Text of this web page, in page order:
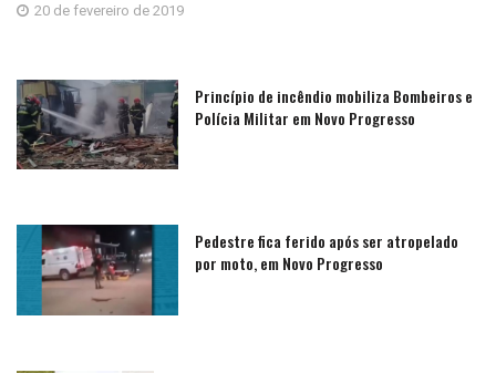
20 de fevereiro de 2019
Princípio de incêndio mobiliza Bombeiros e
Polícia Militar em Novo Progresso
Pedestre fica ferido após ser atropelado
por moto, em Novo Progresso